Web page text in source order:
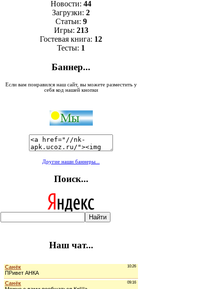
Новости: 44
Загрузки: 2
Статьи: 9
Игры: 213
Гостевая книга: 12
Тесты: 1
Баннер...
Если вам понравился наш сайт, вы можете разместить у
себя код нашей кнопки
Другие наши баннеры...
Поиск...
Наш чат...